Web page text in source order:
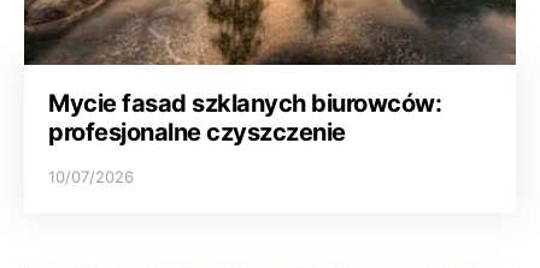
Mycie fasad szklanych biurowców:
profesjonalne czyszczenie
10/07/2026